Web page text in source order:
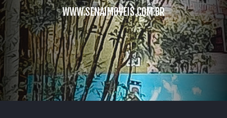
WWW.SENAIMOVEIS.COM.BR